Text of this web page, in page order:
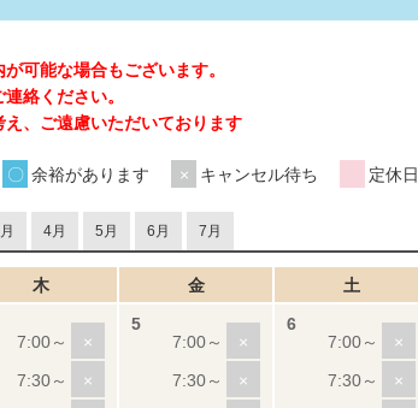
可能な場合もございます。
絡ください。
、ご遠慮いただいております
余裕があります キャンセル待ち 定休日
4月 5月 6月 7月
木 金 土
×
×
×
×
×
×